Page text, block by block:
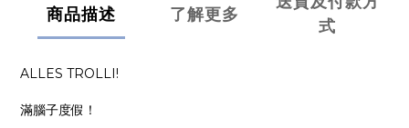
商品描述 了解更多
式
ALLES TROLLI!
滿腦子度假！